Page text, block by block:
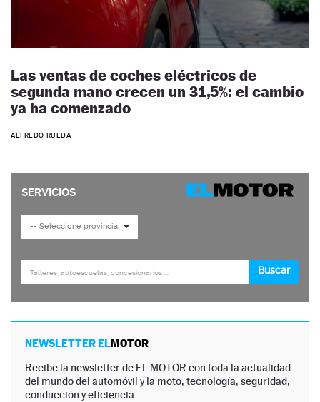
Las ventas de coches eléctricos de
segunda mano crecen un 31,5%: el cambio
ya ha comenzado
ALFREDO RUEDA
NEWSLETTER ELMOTOR
Recibe la newsletter de EL MOTOR con toda la actualidad
del mundo del automóvil y la moto, tecnología, seguridad,
conducción y eficiencia.